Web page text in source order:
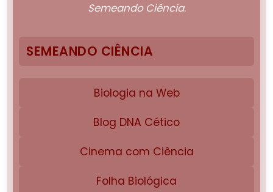
Semeando Ciência.
SEMEANDO CIÊNCIA
Biologia na Web
Blog DNA Cético
Cinema com Ciência
Folha Biológica